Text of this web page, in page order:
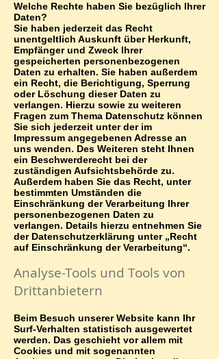
Welche Rechte haben Sie bezüglich Ihrer
Daten?
Sie haben jederzeit das Recht
unentgeltlich Auskunft über Herkunft,
Empfänger und Zweck Ihrer
gespeicherten personenbezogenen
Daten zu erhalten. Sie haben außerdem
ein Recht, die Berichtigung, Sperrung
oder Löschung dieser Daten zu
verlangen. Hierzu sowie zu weiteren
Fragen zum Thema Datenschutz können
Sie sich jederzeit unter der im
Impressum angegebenen Adresse an
uns wenden. Des Weiteren steht Ihnen
ein Beschwerderecht bei der
zuständigen Aufsichtsbehörde zu.
Außerdem haben Sie das Recht, unter
bestimmten Umständen die
Einschränkung der Verarbeitung Ihrer
personenbezogenen Daten zu
verlangen. Details hierzu entnehmen Sie
der Datenschutzerklärung unter „Recht
auf Einschränkung der Verarbeitung“.
Analyse-Tools und Tools von
Drittanbietern
Beim Besuch unserer Website kann Ihr
Surf-Verhalten statistisch ausgewertet
werden. Das geschieht vor allem mit
Cookies und mit sogenannten